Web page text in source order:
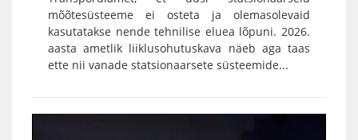
mõõtesüsteeme ei osteta ja olemasolevaid
kasutatakse nende tehnilise eluea lõpuni. 2026.
aasta ametlik liiklusohutuskava näeb aga taas
ette nii vanade statsionaarsete süsteemide...